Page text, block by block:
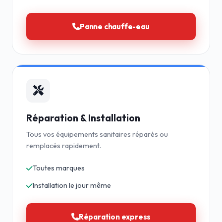
Panne chauffe-eau
Réparation & Installation
Tous vos équipements sanitaires réparés ou
remplacés rapidement.
Toutes marques
Installation le jour même
Réparation express